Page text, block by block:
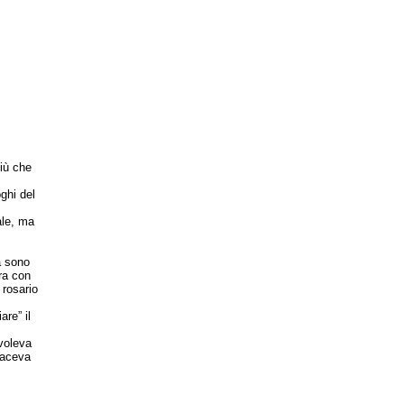
che
del
ma
sono
con
il